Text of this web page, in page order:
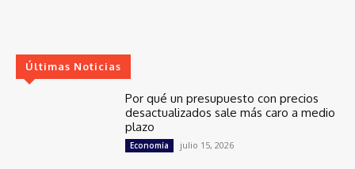
Últimas Noticias
Por qué un presupuesto con precios
desactualizados sale más caro a medio
plazo
Economía julio 15, 2026